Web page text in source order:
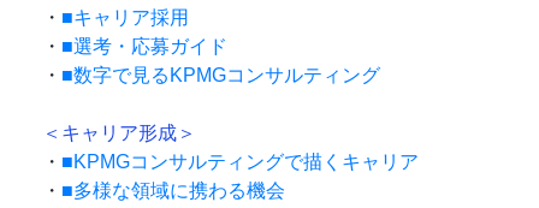
・ ■キャリア採用
・ ■選考・応募ガイド
・ ■数字で見るKPMGコンサルティング
＜キャリア形成＞
・ ■KPMGコンサルティングで描くキャリア
・ ■多様な領域に携わる機会